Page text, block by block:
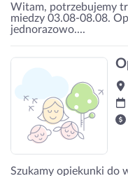
Witam, potrzebujemy
miedzy 03.08-08.08.
jednorazowo....
Szukamy opiekunki do